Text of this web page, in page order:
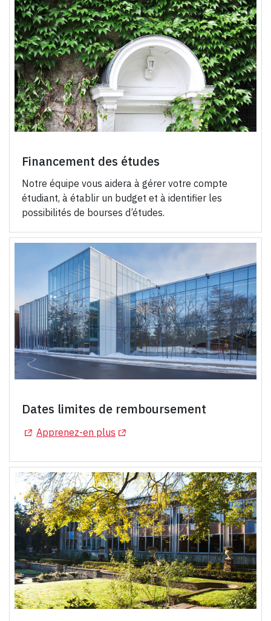
Financement des études
Notre équipe vous aidera à gérer votre compte
étudiant, à établir un budget et à identifier les
possibilités de bourses d’études.
Dates limites de remboursement
(Opens in a new tab)
Apprenez-en plus (Opens in a new tab)